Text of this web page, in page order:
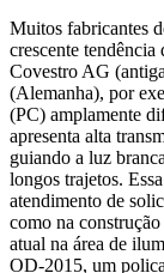
Muitos fabricantes
crescente
Covestro AG
(Alemanha), por
(PC) amplamente
apresenta alta
guiando a luz
longos trajetos.
atendimento de
como na
atual na área de
OD-2015, um